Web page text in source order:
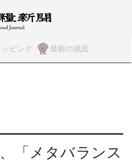
ッピング 最新の紙面
「メタバランス